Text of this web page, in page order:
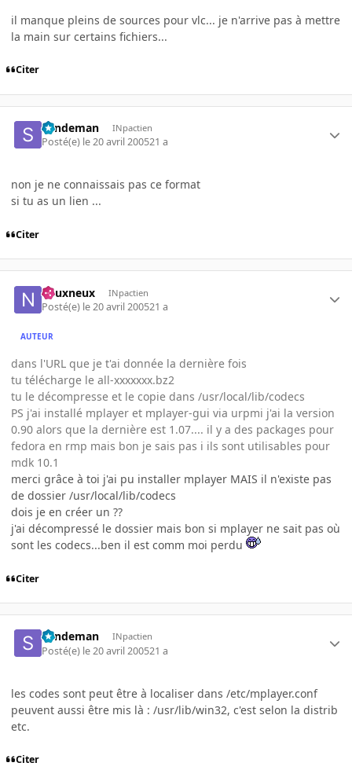
il manque pleins de sources pour vlc... je n'arrive pas à mettre
la main sur certains fichiers...
Citer
Sandeman INpactien
Posté(e) le 20 avril 200521 a
non je ne connaissais pas ce format
si tu as un lien ...
Citer
neuxneux INpactien
Posté(e) le 20 avril 200521 a
AUTEUR
dans l'URL que je t'ai donnée la dernière fois
tu télécharge le all-xxxxxxx.bz2
tu le décompresse et le copie dans /usr/local/lib/codecs
PS j'ai installé mplayer et mplayer-gui via urpmi j'ai la version
0.90 alors que la dernière est 1.07.... il y a des packages pour
fedora en rmp mais bon je sais pas i ils sont utilisables pour
mdk 10.1
merci grâce à toi j'ai pu installer mplayer MAIS il n'existe pas
de dossier /usr/local/lib/codecs
dois je en créer un ??
j'ai décompressé le dossier mais bon si mplayer ne sait pas où
sont les codecs...ben il est comm moi perdu
Citer
Sandeman INpactien
Posté(e) le 20 avril 200521 a
les codes sont peut être à localiser dans /etc/mplayer.conf
peuvent aussi être mis là : /usr/lib/win32, c'est selon la distrib
etc.
Citer